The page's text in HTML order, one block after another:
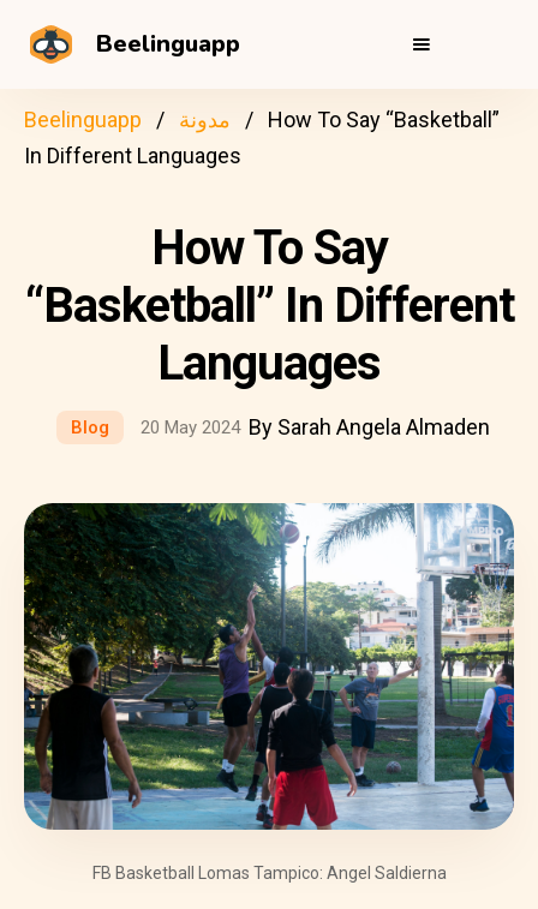
Beelinguapp
Beelinguapp مدونة
How To Say “Basketball”
In Different Languages
How To Say
“Basketball” In Different
Languages
Blog 20 May 2024 By Sarah Angela Almaden
FB Basketball Lomas Tampico: Angel Saldierna